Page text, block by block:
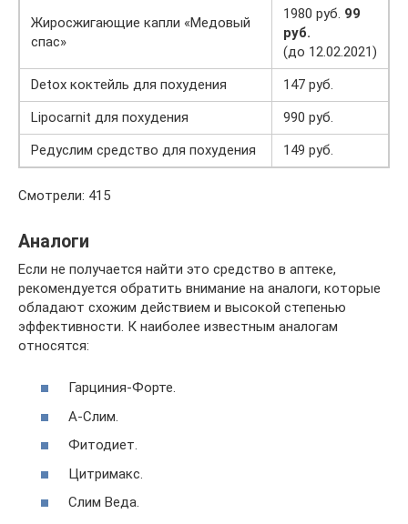
Жиросжигающие капли «Медовый
спас»
1980 руб. 99
руб.
(до 12.02.2021)
Detox коктейль для похудения
147 руб.
Lipocarnit для похудения
990 руб.
Редуслим средство для похудения
149 руб.
Смотрели: 415
Аналоги
Если не получается найти это средство в аптеке,
рекомендуется обратить внимание на аналоги, которые
обладают схожим действием и высокой степенью
эффективности. К наиболее известным аналогам
относятся:
Гарциния-Форте.
А-Слим.
Фитодиет.
Цитримакс.
Слим Веда.